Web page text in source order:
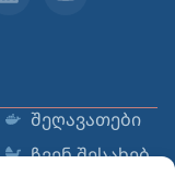
შეღავათები
ჩვენ შესახებ